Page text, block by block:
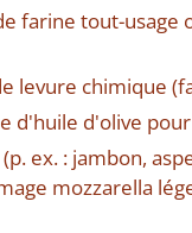
farine tout-usage
levure chimique
d'huile d'olive
ex. : jambon,
mozzarella